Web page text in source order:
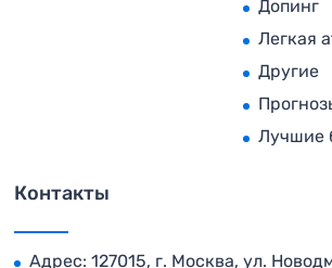
Допинг
Легкая
Другие
Лучшие
Контакты
Адрес: 127015, г. Москва, ул.